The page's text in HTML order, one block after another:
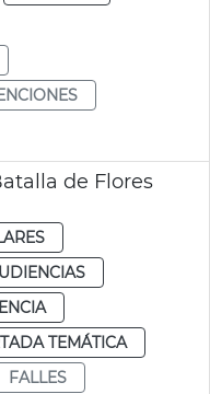
de Flores
TEMÁTICA
FALLES